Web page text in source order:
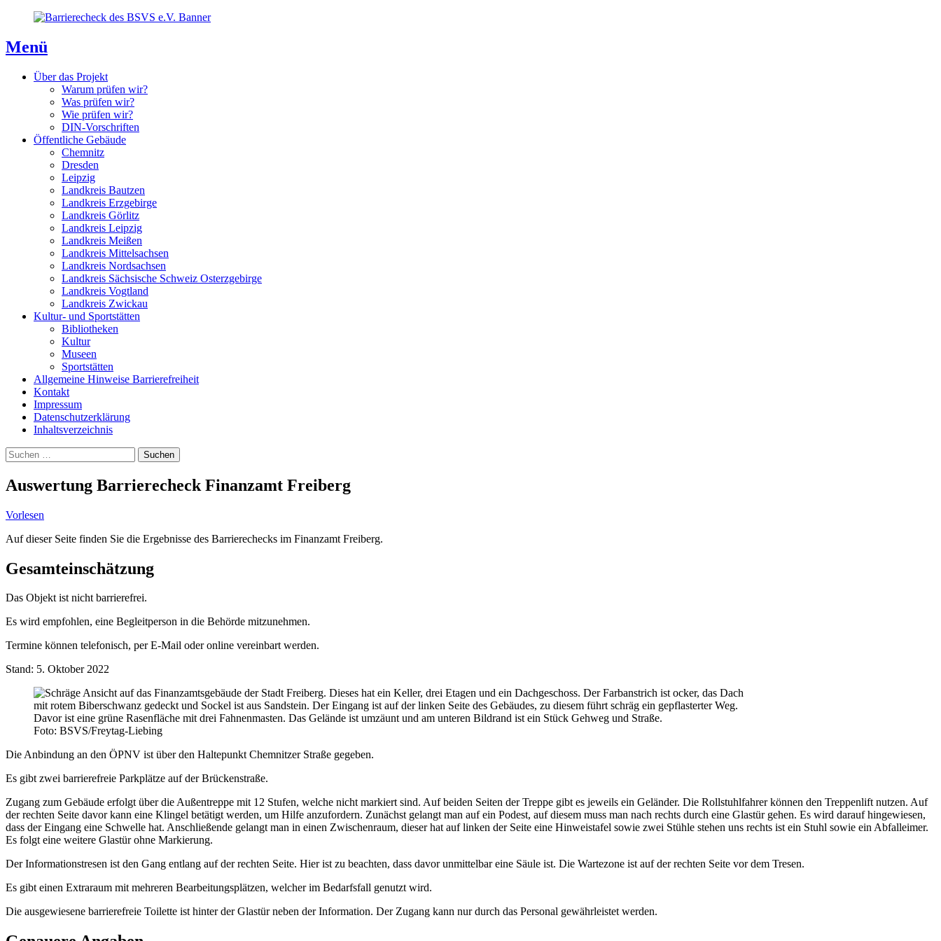
Inhaltsverzeichnis
Kontaktseite
Inhalt
Menü
Über das Projekt
Warum prüfen wir?
Was prüfen wir?
Wie prüfen wir?
DIN-Vorschriften
Öffentliche Gebäude
Chemnitz
Dresden
Leipzig
Landkreis Bautzen
Landkreis Erzgebirge
Landkreis Görlitz
Landkreis Leipzig
Landkreis Meißen
Landkreis Mittelsachsen
Landkreis Nordsachsen
Landkreis Sächsische Schweiz Osterzgebirge
Landkreis Vogtland
Landkreis Zwickau
Kultur- und Sportstätten
Bibliotheken
Kultur
Museen
Sportstätten
Allgemeine Hinweise Barrierefreiheit
Kontakt
Impressum
Datenschutzerklärung
Inhaltsverzeichnis
Suche
Suchen
nach:
Auswertung Barrierecheck Finanzamt Freiberg
Vorlesen
Auf dieser Seite finden Sie die Ergebnisse des Barrierechecks im Finanzamt Freiberg.
Gesamteinschätzung
Das Objekt ist nicht barrierefrei.
Es wird empfohlen, eine Begleitperson in die Behörde mitzunehmen.
Termine können telefonisch, per E-Mail oder online vereinbart werden.
Stand: 5. Oktober 2022
Foto: BSVS/Freytag-Liebing
Die Anbindung an den ÖPNV ist über den Haltepunkt Chemnitzer Straße gegeben.
Es gibt zwei barrierefreie Parkplätze auf der Brückenstraße.
Zugang zum Gebäude erfolgt über die Außentreppe mit 12 Stufen, welche nicht markiert sind. Auf beiden Seiten der Treppe gibt es jeweils ein Geländer. Die Rollstuhlfahrer können den Treppenlift nutzen. Auf
der rechten Seite davor kann eine Klingel betätigt werden, um Hilfe anzufordern. Zunächst gelangt man auf ein Podest, auf diesem muss man nach rechts durch eine Glastür gehen. Es wird darauf hingewiesen,
dass der Eingang eine Schwelle hat. Anschließende gelangt man in einen Zwischenraum, dieser hat auf linken der Seite eine Hinweistafel sowie zwei Stühle stehen uns rechts ist ein Stuhl sowie ein Abfalleimer.
Es folgt eine weitere Glastür ohne Markierung.
Der Informationstresen ist den Gang entlang auf der rechten Seite. Hier ist zu beachten, dass davor unmittelbar eine Säule ist. Die Wartezone ist auf der rechten Seite vor dem Tresen.
Es gibt einen Extraraum mit mehreren Bearbeitungsplätzen, welcher im Bedarfsfall genutzt wird.
Die ausgewiesene barrierefreie Toilette ist hinter der Glastür neben der Information. Der Zugang kann nur durch das Personal gewährleistet werden.